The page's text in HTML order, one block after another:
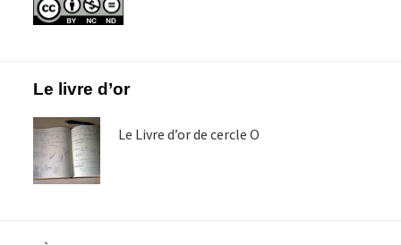
FooterLe livre d’or
Le Livre d’or de cercle O